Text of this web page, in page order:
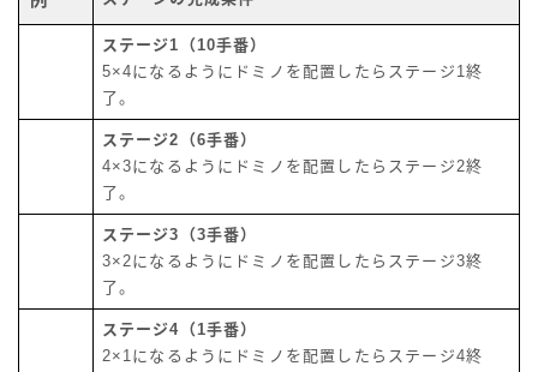
ステージ1（10手番）
5×4になるようにドミノを配置したらステージ1終
了。
ステージ2（6手番）
4×3になるようにドミノを配置したらステージ2終
了。
ステージ3（3手番）
3×2になるようにドミノを配置したらステージ3終
了。
ステージ4（1手番）
2×1になるようにドミノを配置したらステージ4終